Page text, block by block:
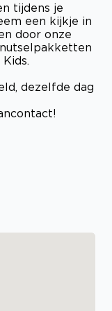
tijdens je
een kijkje in
door onze
dezelfde dag